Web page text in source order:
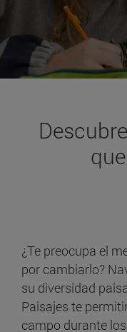
¿Te preocupa el
por cambiarlo?
su diversidad
Paisajes te
campo durante